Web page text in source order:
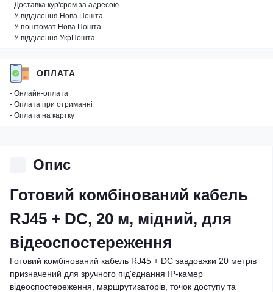
- Доставка кур'єром за адресою
- У відділення Нова Пошта
- У поштомат Нова Пошта
- У відділення УкрПошта
ОПЛАТА
- Онлайн-оплата
- Оплата при отриманні
- Оплата на картку
Опис
Готовий комбінований кабель
RJ45 + DC, 20 м, мідний, для
відеоспостереження
Готовий комбінований кабель RJ45 + DC завдовжки 20 метрів
призначений для зручного під'єднання IP-камер
відеоспостереження, маршрутизаторів, точок доступу та